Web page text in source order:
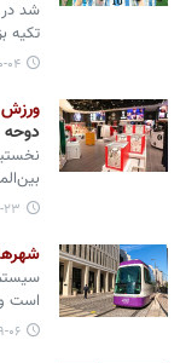
تکیه
ورزش
است